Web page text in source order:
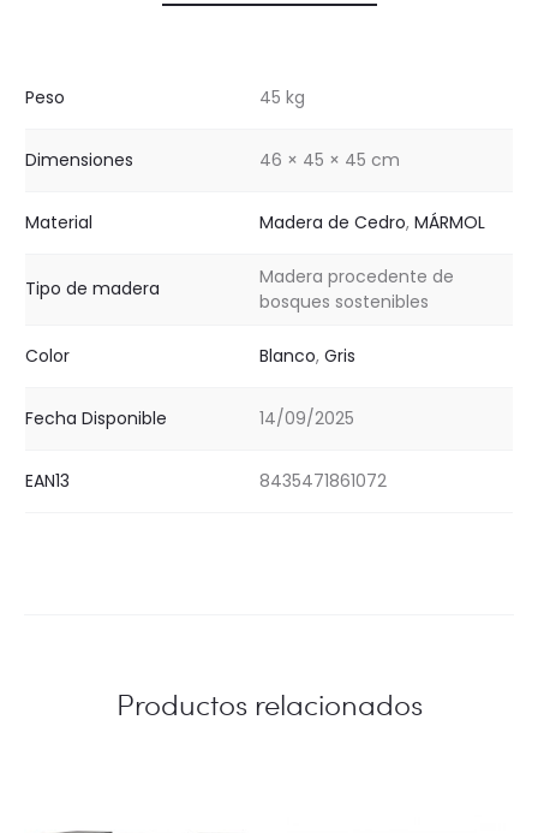
Peso 45 kg
Dimensiones 46 × 45 × 45 cm
Material Madera de Cedro, MÁRMOL
Tipo de madera
Madera procedente de
bosques sostenibles
Color Blanco, Gris
Fecha Disponible 14/09/2025
EAN13 8435471861072
Productos relacionados